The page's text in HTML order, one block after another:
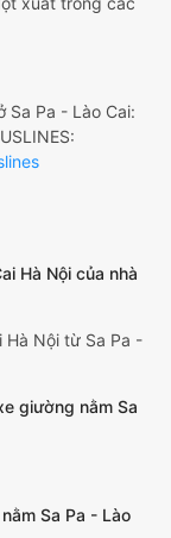
Sa Pa - Lào Cai:
Hà Nội của nhà
Hà Nội từ Sa Pa -
giường nằm Sa
Sa Pa - Lào